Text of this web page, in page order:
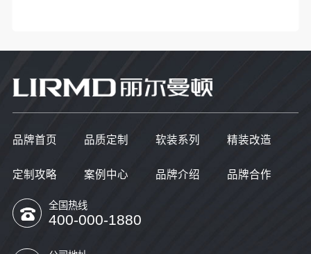
品牌首页 品质定制 软装系列 精装改造
定制攻略 案例中心 品牌介绍 品牌合作
全国热线
400-000-1880